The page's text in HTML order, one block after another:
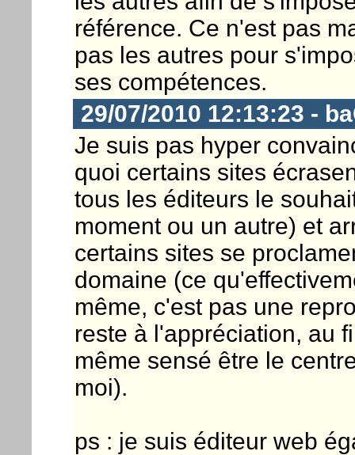
référence. Ce n'est pas
pas les autres pour
ses compétences.
29/07/2010 12:13:23 -
Je suis pas hyper
quoi certains sites
tous les éditeurs le
moment ou un autre) et
certains sites se
domaine (ce
même, c'est pas une
reste à l'appréciation, au
même sensé être le
moi).
ps : je suis éditeur web